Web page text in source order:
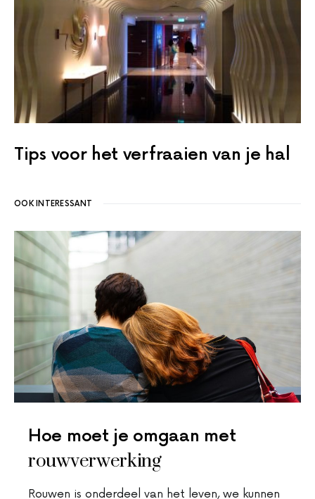
Tips voor het verfraaien van je hal
OOK INTERESSANT
Hoe moet je omgaan met
rouwverwerking
Rouwen is onderdeel van het leven, we kunnen